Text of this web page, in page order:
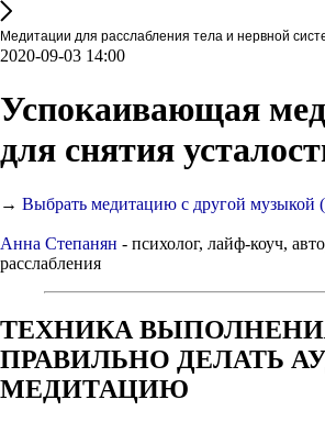
Медитации для расслабления тела и нервной
2020-09-03 14:00
Успокаивающая
для снятия
→ Выбрать медитацию с другой музыкой
Анна Степанян - психолог, лайф-коуч,
расслабления
ТЕХНИКА
ПРАВИЛЬНО ДЕЛАТЬ
МЕДИТАЦИЮ